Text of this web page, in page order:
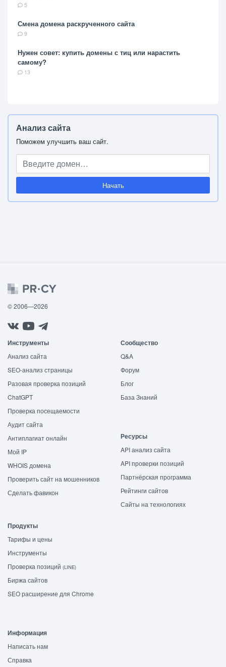
5
Смена домена раскрученного сайта
9
Нужен совет: купить домены с тиц или нарастить
самому?
13
Анализ сайта
Поможем улучшить ваш сайт.
Начать
© 2006—2026
Инструменты
Анализ сайта
SEO-анализ страницы
Разовая проверка позиций
ChatGPT
Проверка посещаемости
Аудит сайта
Антиплагиат онлайн
Мой IP
WHOIS домена
Проверить сайт на мошенников
Сделать фавикон
Сообщество
Q&A
Форум
Блог
База Знаний
Ресурсы
API анализ сайта
API проверки позиций
Партнёрская программа
Рейтинги сайтов
Сайты на технологиях
Продукты
Тарифы и цены
Инструменты
Проверка позиций (LINE)
Биржа сайтов
SEO расширение для Chrome
Информация
Написать нам
Справка